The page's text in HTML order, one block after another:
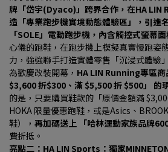
牌「岱宇(Dyaco)」跨界合作，在HA LIN
造「專業跑步機實境動態體驗區」，引進
「SOLE」電動跑步機，內含觸控式螢幕面
心儀的跑鞋，在跑步機上模擬真實慢跑姿
力，強強聯手打造實體零售「沉浸式體驗
為歡慶改裝開幕， HA LIN Running專區
$3,600 折$300、滿 $5,500 折 $500」 的
的是，只要購買鞋款的「原價金額滿
HOKA 限量優惠跑鞋，或是Asics、
鞋）， 再加碼送上 「哈林運動家族品牌600
費折抵。
亮點二：HA LIN Sports：獨家